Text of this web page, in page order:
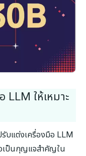
LLM ให้เหมาะ
บแต่งเครื่องมือ LLM
เป็นกุญแจสำคัญใน